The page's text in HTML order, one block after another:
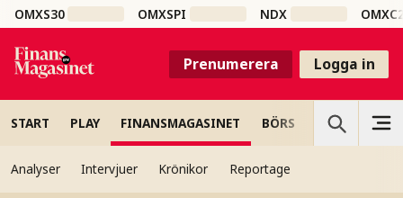
OMXS30 OMXSPI NDX
Prenumerera Logga in
START PLAY FINANSMAGASINET BÖRS VETENSKAP
Analyser Intervjuer Krönikor Reportage